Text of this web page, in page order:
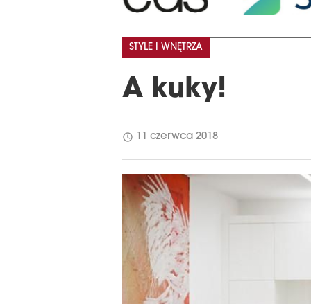
A kuky!
STYLE I WNĘTRZA
schedule 11 czerwca 2018